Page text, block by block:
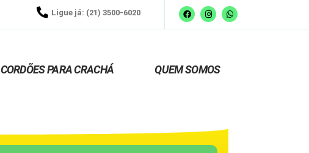
Ligue já: (21) 3500-6020
CORDÕES PARA CRACHÁ QUEM SOMOS